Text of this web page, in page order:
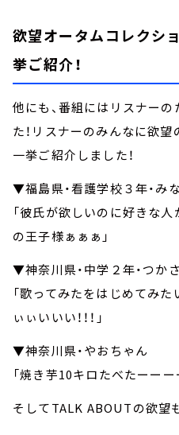
欲望オータムコレクシ
挙ご紹介！
他にも、番組にはリスナー
た！リスナーのみんなに欲
一挙ご紹介しました！
▼福島県・看護学校３年・み
「彼氏が欲しいのに好きな人
の王子様ぁぁぁ」
▼神奈川県・中学２年・つかさ
「歌ってみたをはじめてみ
ぃぃいいい！！！」
▼神奈川県・やおちゃん
「焼き芋10キロたべたーーー
そしてTALK ABOUTの欲望